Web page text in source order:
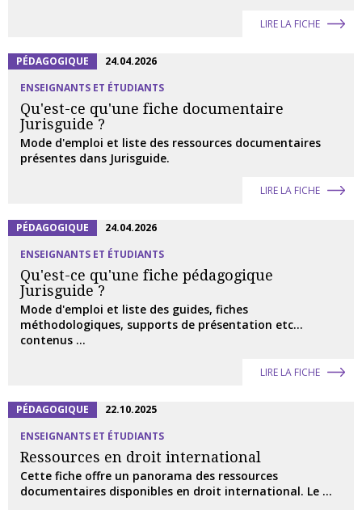
LIRE LA FICHE
PÉDAGOGIQUE
24.04.2026
ENSEIGNANTS ET ÉTUDIANTS
Qu'est-ce qu'une fiche documentaire
Jurisguide ?
Mode d'emploi et liste des ressources documentaires
présentes dans Jurisguide.
LIRE LA FICHE
PÉDAGOGIQUE
24.04.2026
ENSEIGNANTS ET ÉTUDIANTS
Qu'est-ce qu'une fiche pédagogique
Jurisguide ?
Mode d'emploi et liste des guides, fiches
méthodologiques, supports de présentation etc...
contenus ...
LIRE LA FICHE
PÉDAGOGIQUE
22.10.2025
ENSEIGNANTS ET ÉTUDIANTS
Ressources en droit international
Cette fiche offre un panorama des ressources
documentaires disponibles en droit international. Le ...